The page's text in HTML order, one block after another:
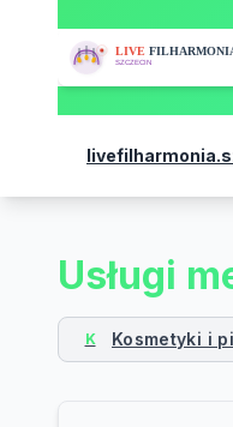
Usługi
K Kosmetyki i